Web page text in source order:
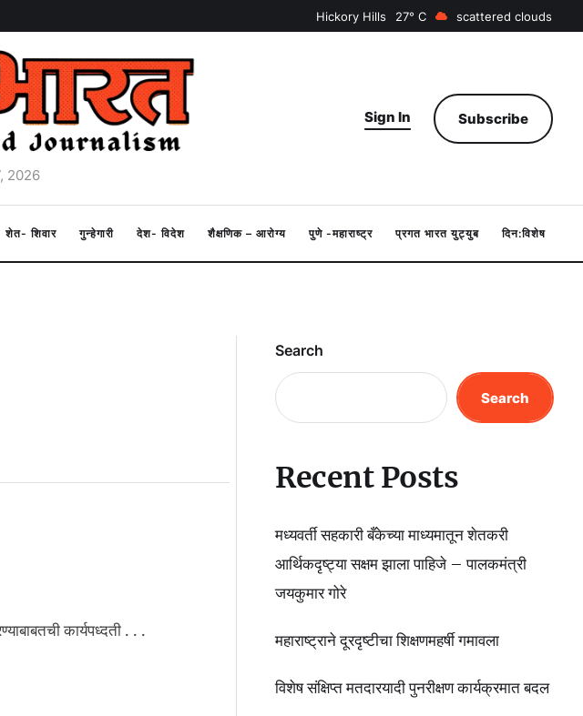
Hickory Hills 27 scattered clouds
2026
Sign In Subscribe
शेत- शिवार गुन्हेगारी देश- विदेश शैक्षणिक – आरोग्य पुणे -महाराष्ट्र प्रगत भारत युट्युब दिन:विशेष
कार्यपध्दती . . .
Search
Search
Recent Posts
मध्यवर्ती सहकारी बँकेच्या माध्यमातून शेतकरी
आर्थिकदृष्ट्या सक्षम झाला पाहिजे – पालकमंत्री
जयकुमार गोरे
महाराष्ट्राने दूरदृष्टीचा शिक्षणमहर्षी गमावला
विशेष संक्षिप्त मतदारयादी पुनरीक्षण कार्यक्रमात बदल